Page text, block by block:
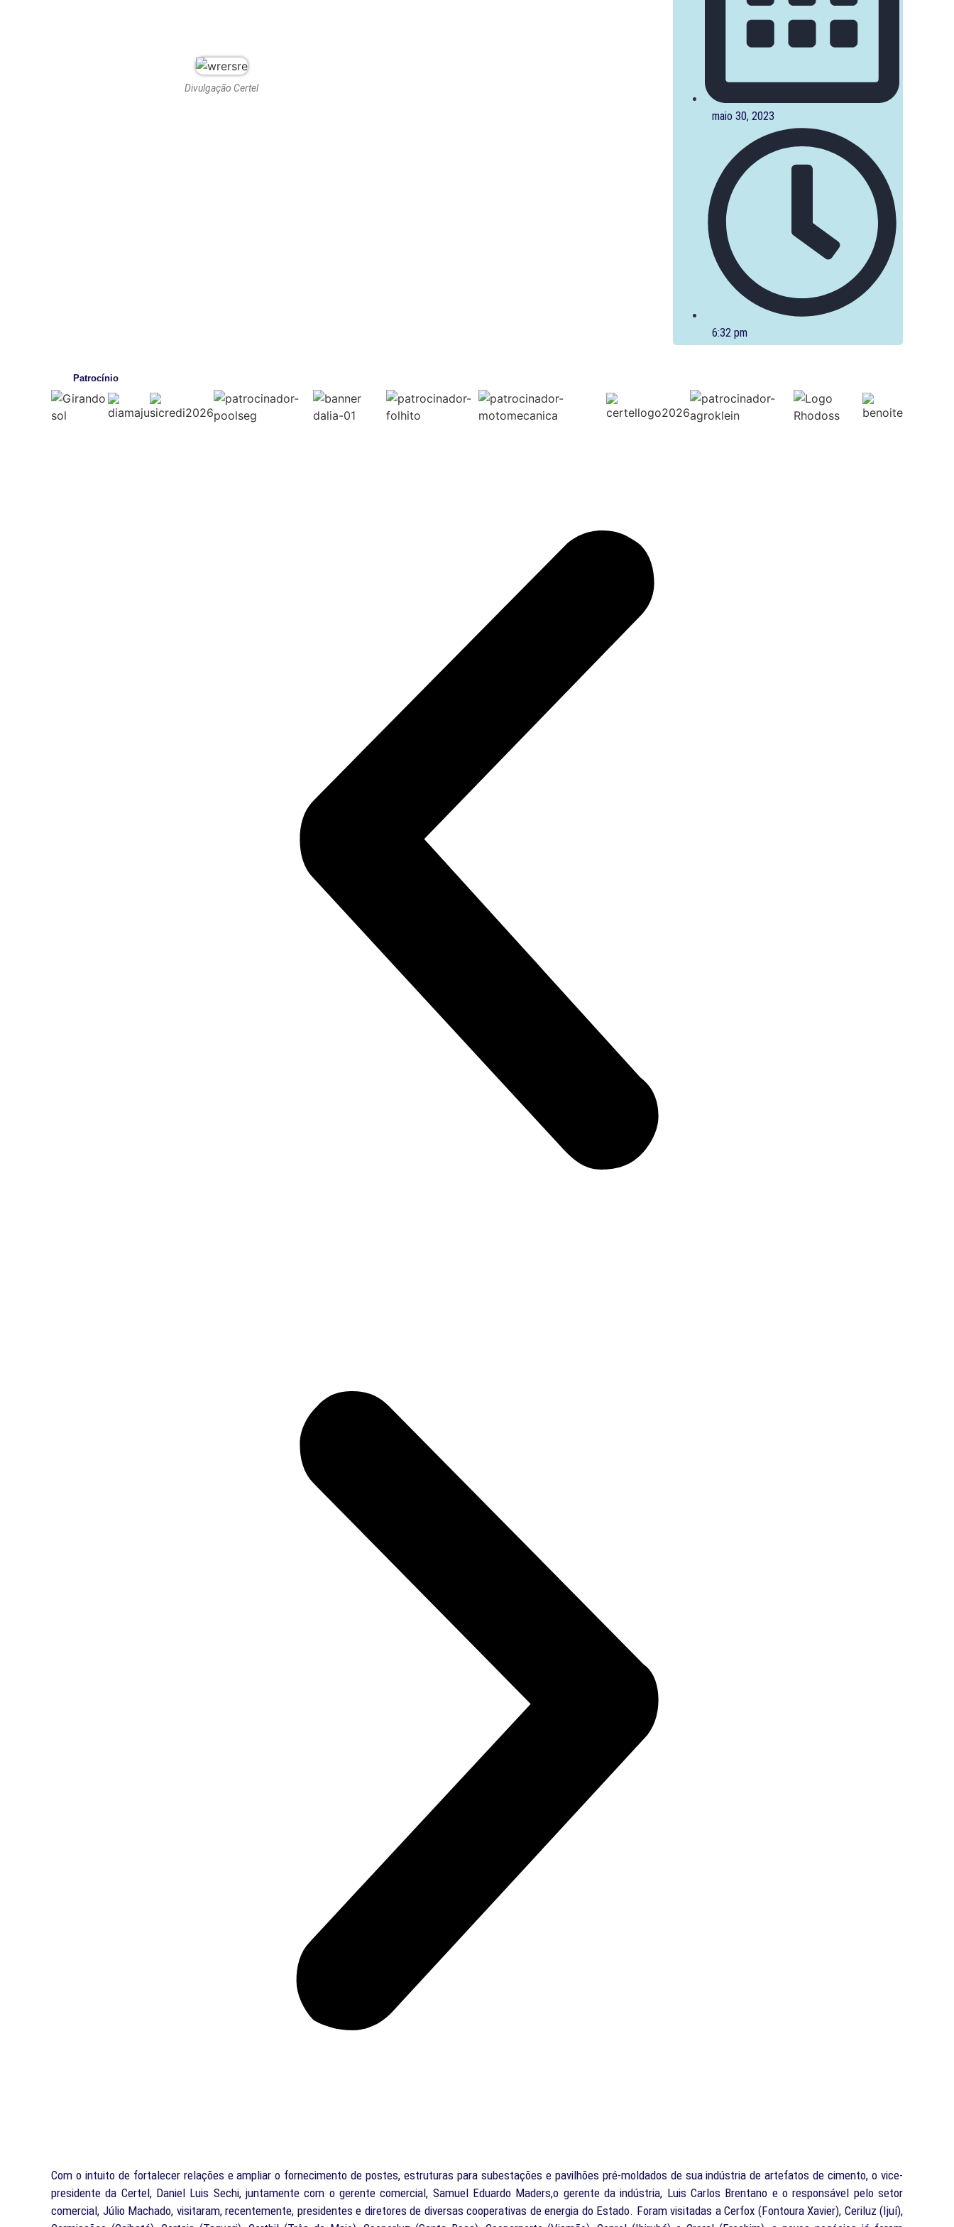
Divulgação Certel
maio 30, 2023
6:32 pm
Patrocínio
Com o intuito de fortalecer relações e ampliar o fornecimento de postes, estruturas para subestações e pavilhões pré-moldados de sua indústria de artefatos de cimento, o vice-
presidente da Certel, Daniel Luis Sechi, juntamente com o gerente comercial, Samuel Eduardo Maders,o gerente da indústria, Luis Carlos Brentano e o responsável pelo setor
comercial, Júlio Machado, visitaram, recentemente, presidentes e diretores de diversas cooperativas de energia do Estado. Foram visitadas a Cerfox (Fontoura Xavier), Ceriluz (Ijuí),